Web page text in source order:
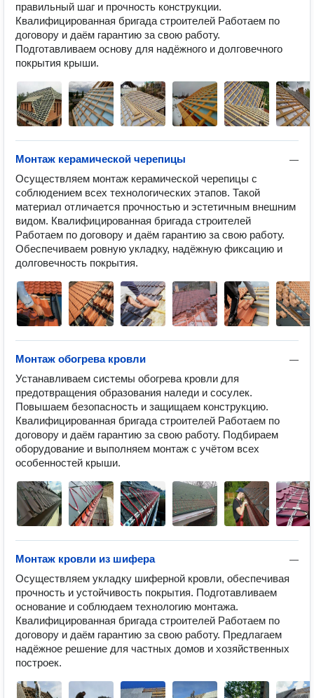
правильный шаг и прочность конструкции.
Квалифицированная бригада строителей Работаем по
договору и даём гарантию за свою работу.
Подготавливаем основу для надёжного и долговечного
покрытия крыши.
—
Монтаж керамической черепицы
Осуществляем монтаж керамической черепицы с
соблюдением всех технологических этапов. Такой
материал отличается прочностью и эстетичным внешним
видом. Квалифицированная бригада строителей
Работаем по договору и даём гарантию за свою работу.
Обеспечиваем ровную укладку, надёжную фиксацию и
долговечность покрытия.
—
Монтаж обогрева кровли
Устанавливаем системы обогрева кровли для
предотвращения образования наледи и сосулек.
Повышаем безопасность и защищаем конструкцию.
Квалифицированная бригада строителей Работаем по
договору и даём гарантию за свою работу. Подбираем
оборудование и выполняем монтаж с учётом всех
особенностей крыши.
—
Монтаж кровли из шифера
Осуществляем укладку шиферной кровли, обеспечивая
прочность и устойчивость покрытия. Подготавливаем
основание и соблюдаем технологию монтажа.
Квалифицированная бригада строителей Работаем по
договору и даём гарантию за свою работу. Предлагаем
надёжное решение для частных домов и хозяйственных
построек.